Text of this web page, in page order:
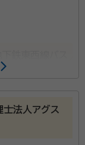
あります。代
ートを受ける
法人アグス